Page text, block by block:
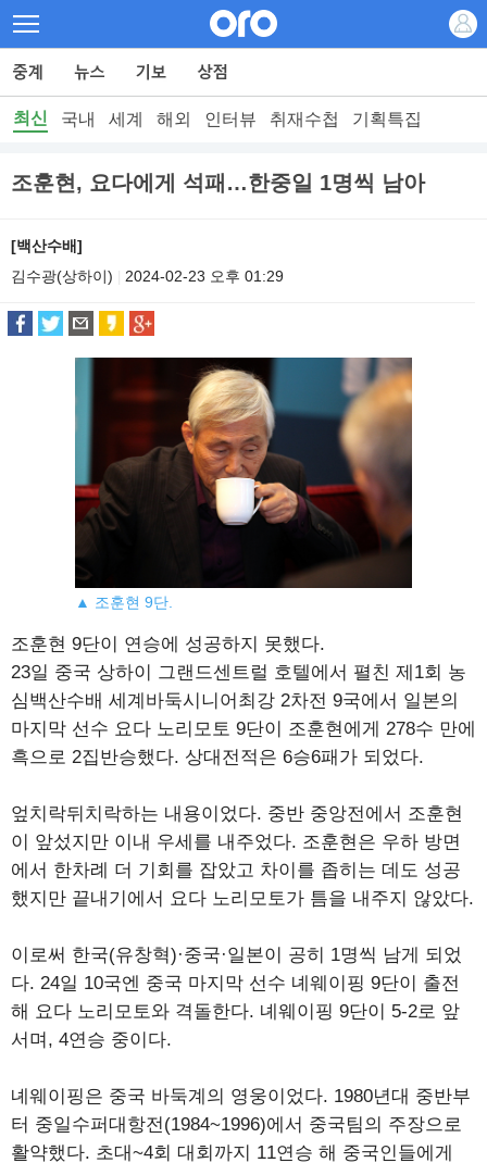
최신 국내 세계 해외 인터뷰 취재수첩 기획특집
조훈현, 요다에게 석패…한중일 1명씩 남아
[백산수배]
김수광(상하이)
2024-02-23 오후 01:29
▲ 조훈현 9단.
조훈현 9단이 연승에 성공하지 못했다.
23일 중국 상하이 그랜드센트럴 호텔에서 펼친 제1회 농
심백산수배 세계바둑시니어최강 2차전 9국에서 일본의
마지막 선수 요다 노리모토 9단이 조훈현에게 278수 만에
흑으로 2집반승했다. 상대전적은 6승6패가 되었다.
엎치락뒤치락하는 내용이었다. 중반 중앙전에서 조훈현
이 앞섰지만 이내 우세를 내주었다. 조훈현은 우하 방면
에서 한차례 더 기회를 잡았고 차이를 좁히는 데도 성공
했지만 끝내기에서 요다 노리모토가 틈을 내주지 않았다.
이로써 한국(유창혁)·중국·일본이 공히 1명씩 남게 되었
다. 24일 10국엔 중국 마지막 선수 녜웨이핑 9단이 출전
해 요다 노리모토와 격돌한다. 녜웨이핑 9단이 5-2로 앞
서며, 4연승 중이다.
녜웨이핑은 중국 바둑계의 영웅이었다. 1980년대 중반부
터 중일수퍼대항전(1984~1996)에서 중국팀의 주장으로
활약했다. 초대~4회 대회까지 11연승 해 중국인들에게